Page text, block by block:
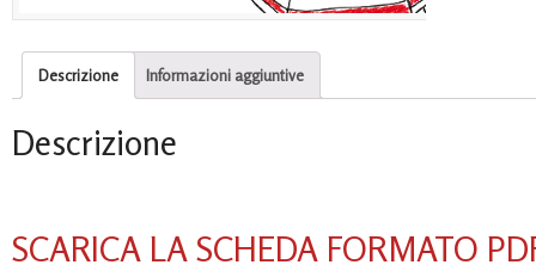
Descrizione Informazioni aggiuntive
Descrizione
SCARICA LA SCHEDA FORMATO